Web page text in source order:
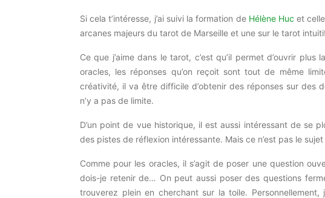
Si cela t’intéresse, j’ai suivi la formation de Hélène Huc et
arcanes majeurs du tarot de Marseille et une sur le tarot
Ce que j’aime dans le tarot, c’est qu’il permet d’ouvrir
oracles, les réponses qu’on reçoit sont tout de même
créativité, il va être difficile d’obtenir des réponses sur des
n’y a pas de limite.
D’un point de vue historique, il est aussi intéressant de se
des pistes de réflexion intéressante. Mais ce n’est pas le
Comme pour les oracles, il s’agit de poser une question
dois-je retenir de… On peut aussi poser des questions
trouverez plein en cherchant sur la toile.